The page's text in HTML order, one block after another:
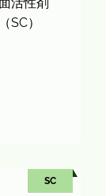
SC）
SC